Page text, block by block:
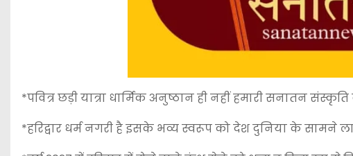
*पवित्र छड़ी यात्रा धार्मिक अनुष्ठान ही नहीं हमारी सनातन
*हरिद्वार धर्म नगरी है इसके भव्य स्वरूप को देश दुनिया के सामने